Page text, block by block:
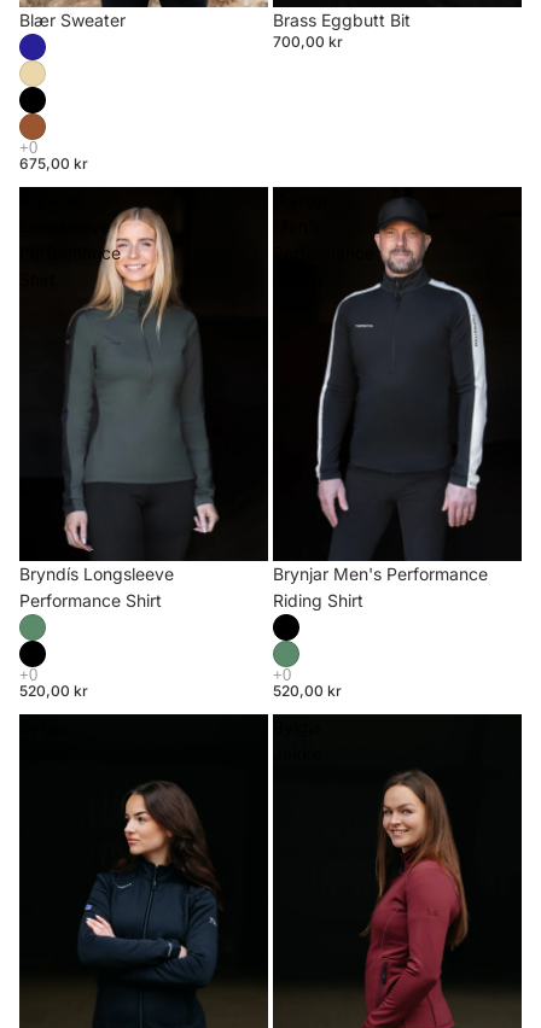
Blær Sweater
675,00 kr
Brass Eggbutt Bit
700,00 kr
Longsleeve
Performance
Bryndís Longsleeve
Performance Shirt
520,00 kr
Brynjar Men's Performance
Riding Shirt
520,00 kr